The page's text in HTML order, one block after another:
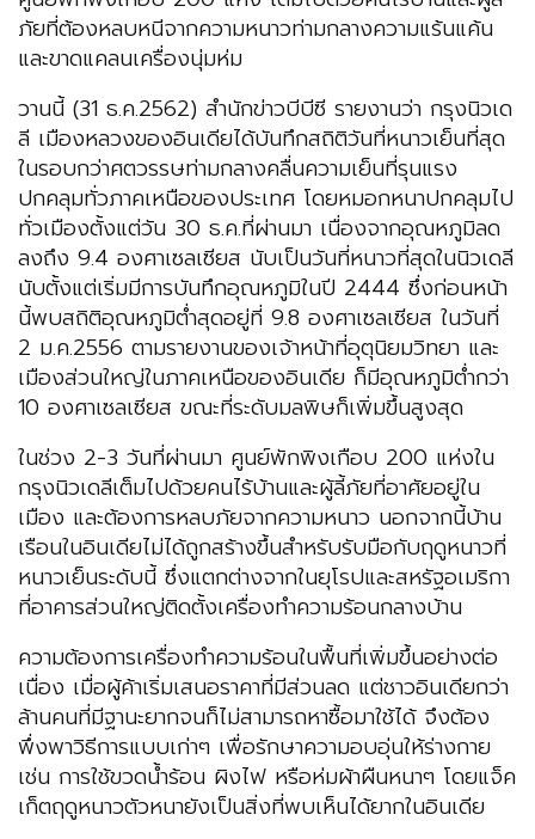
ภัยที่ต้องหลบหนีจากความหนาวท่ามกลางความแร้นแค้น
และขาดแคลนเครื่องนุ่มห่ม
วานนี้ (31 ธ.ค.2562) สำนักข่าวบีบีซี รายงานว่า กรุงนิวเด
ลี เมืองหลวงของอินเดียได้บันทึกสถิติวันที่หนาวเย็นที่สุด
ในรอบกว่าศตวรรษท่ามกลางคลื่นความเย็นที่รุนแรง
ปกคลุมทั่วภาคเหนือของประเทศ โดยหมอกหนาปกคลุมไป
ทั่วเมืองตั้งแต่วัน 30 ธ.ค.ที่ผ่านมา เนื่องจากอุณหภูมิลด
ลงถึง 9.4 องศาเซลเซียส นับเป็นวันที่หนาวที่สุดในนิวเดลี
นับตั้งแต่เริ่มมีการบันทึกอุณหภูมิในปี 2444 ซึ่งก่อนหน้า
นี้พบสถิติอุณหภูมิต่ำสุดอยู่ที่ 9.8 องศาเซลเซียส ในวันที่
2 ม.ค.2556 ตามรายงานของเจ้าหน้าที่อุตุนิยมวิทยา และ
เมืองส่วนใหญ่ในภาคเหนือของอินเดีย ก็มีอุณหภูมิต่ำกว่า
10 องศาเซลเซียส ขณะที่ระดับมลพิษก็เพิ่มขึ้นสูงสุด
ในช่วง 2-3 วันที่ผ่านมา ศูนย์พักพิงเกือบ 200 แห่งใน
กรุงนิวเดลีเต็มไปด้วยคนไร้บ้านและผู้ลี้ภัยที่อาศัยอยู่ใน
เมือง และต้องการหลบภัยจากความหนาว นอกจากนี้บ้าน
เรือนในอินเดียไม่ได้ถูกสร้างขึ้นสำหรับรับมือกับฤดูหนาวที่
หนาวเย็นระดับนี้ ซึ่งแตกต่างจากในยุโรปและสหรัฐอเมริกา
ที่อาคารส่วนใหญ่ติดตั้งเครื่องทำความร้อนกลางบ้าน
ความต้องการเครื่องทำความร้อนในพื้นที่เพิ่มขึ้นอย่างต่อ
เนื่อง เมื่อผู้ค้าเริ่มเสนอราคาที่มีส่วนลด แต่ชาวอินเดียกว่า
ล้านคนที่มีฐานะยากจนก็ไม่สามารถหาซื้อมาใช้ได้ จึงต้อง
พึ่งพาวิธีการแบบเก่าๆ เพื่อรักษาความอบอุ่นให้ร่างกาย
เช่น การใช้ขวดน้ำร้อน ผิงไฟ หรือห่มผ้าผืนหนาๆ โดยแจ็ค
เก็ตฤดูหนาวตัวหนายังเป็นสิ่งที่พบเห็นได้ยากในอินเดีย